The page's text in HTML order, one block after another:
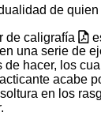
de quien
de caligrafía
una serie de
de hacer, los
acabe
en los